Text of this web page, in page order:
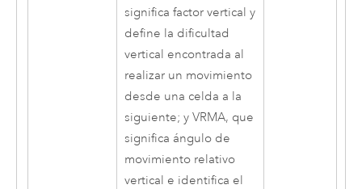
significa factor vertical y
define la dificultad
vertical encontrada al
realizar un movimiento
desde una celda a la
siguiente; y VRMA, que
significa ángulo de
movimiento relativo
vertical e identifica el